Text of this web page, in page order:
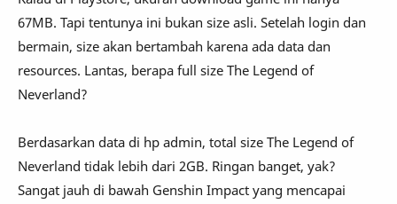
67MB. Tapi tentunya ini bukan size asli. Setelah login dan
bermain, size akan bertambah karena ada data dan
resources. Lantas, berapa full size The Legend of
Neverland?
Berdasarkan data di hp admin, total size The Legend of
Neverland tidak lebih dari 2GB. Ringan banget, yak?
Sangat jauh di bawah Genshin Impact yang mencapai